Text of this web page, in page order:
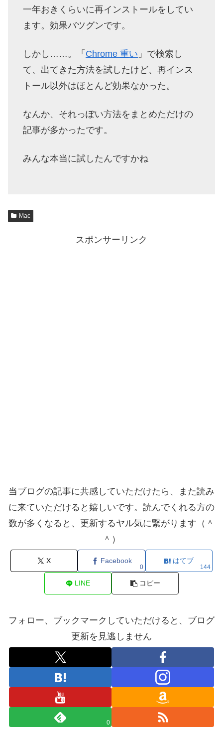
一年おきくらいに再インストールをしてい
ます。効果バツグンです。
しかし……。「 Chrome 重い 」で検索し
て、出てきた方法を試したけど、再インス
トール以外はほとんど効果なかった。
なんか、それっぽい方法をまとめただけの
記事が多かったです。
みんな本当に試したんですかね
Mac
スポンサーリンク
当ブログの記事に共感していただけたら、また読み
に来ていただけると嬉しいです。読んでくれる方の
数が多くなると、更新するヤル気に繋がります（＾
＾）
X Facebook
0
はてブ
144
LINE コピー
フォロー、ブックマークしていただけると、ブログ
更新を見逃しません
0